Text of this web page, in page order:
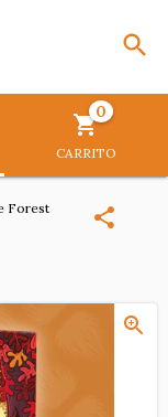
CARRITO
0
Forest